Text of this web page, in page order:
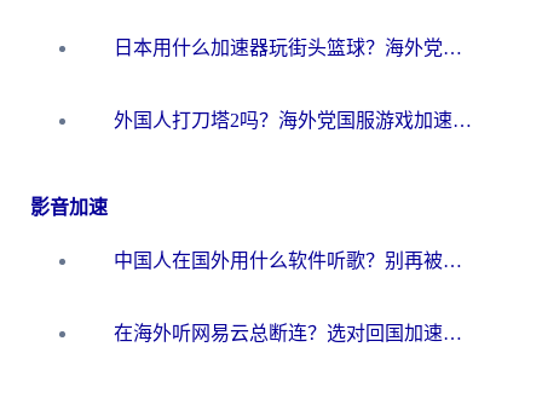
日本用什么加速器玩街头篮球？海外党国服游戏不卡顿的终极攻略
外国人打刀塔2吗？海外党国服游戏加速避坑全攻略
影音加速
中国人在国外用什么软件听歌？别再被地域限制卡脖子，这篇教你轻松解锁国内音乐库
在海外听网易云总断连？选对回国加速器，告别地区限制和卡顿